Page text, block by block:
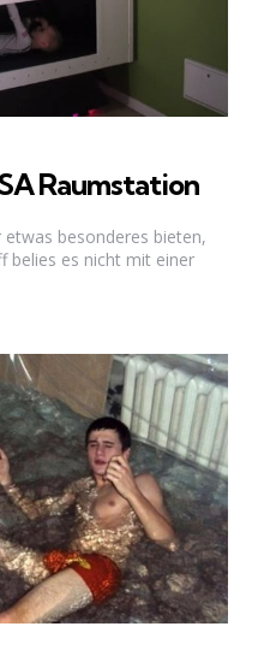
Raumstation
besonderes bieten,
belies es nicht mit einer